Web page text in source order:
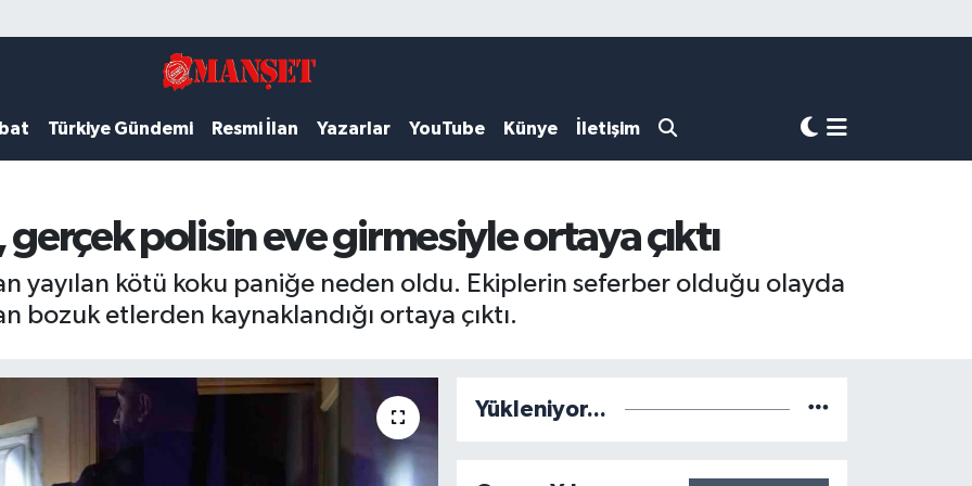
Türkiye Gündemi Resmi İlan Yazarlar YouTube Künye İletişim
gerçek polisin eve girmesiyle ortaya çıktı
yayılan kötü koku paniğe neden oldu. Ekiplerin seferber olduğu olayda
bozuk etlerden kaynaklandığı ortaya çıktı.
Yükleniyor...